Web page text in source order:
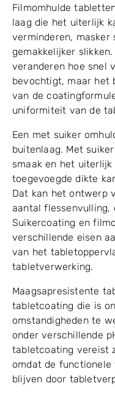
Filmomhulde
laag die het uiterlijk
verminderen, masker
gemakkelijker
veranderen hoe snel
bevochtigt, maar het
van de
uniformiteit van de
Een met suiker
buitenlaag. Met
smaak en het
toegevoegde dikte
Dat kan het ontwerp
aantal flessenvulling,
Suikercoating en
verschillende eisen
van het
tabletverwerking.
Maagsapresistente
tabletcoating die is
omstandigheden te
onder verschillende
tabletcoating vereist
omdat de
blijven door